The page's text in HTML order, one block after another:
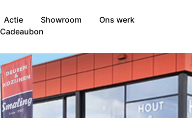
Actie Showroom
Ons werk
Cadeaubon